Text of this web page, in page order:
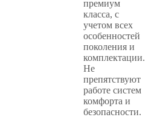
премиум
класса, с
учетом всех
особенностей
поколения и
комплектации.
Не
препятствуют
работе систем
комфорта и
безопасности.